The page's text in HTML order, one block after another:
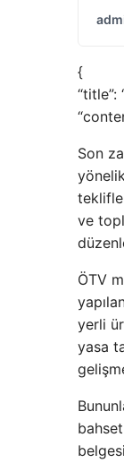
{
“title”:
Son
ve
ÖTV
yerli
yasa